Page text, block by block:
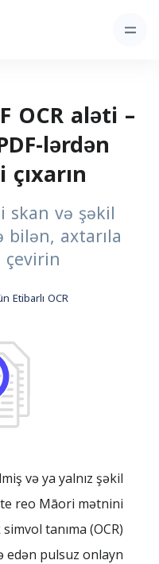
OCR aləti –
lərdən
və şəkil
bilən, axtarıla
Etibarlı OCR
və ya yalnız şəkil
reo Māori mətnini
tanıma (OCR)
edən pulsuz onlayn